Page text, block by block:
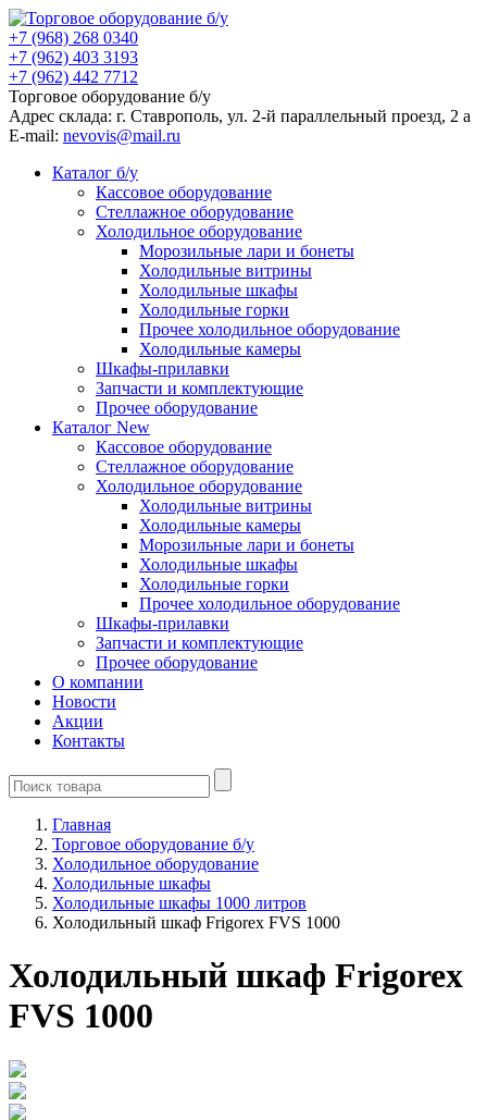
+7 (968) 268 0340
+7 (962) 403 3193
+7 (962) 442 7712
Торговое оборудование б/у
Адрес склада: г. Ставрополь, ул. 2-й параллельный проезд, 2 a
E-mail: nevovis@mail.ru
Каталог б/у
Кассовое оборудование
Стеллажное оборудование
Холодильное оборудование
Морозильные лари и бонеты
Холодильные витрины
Холодильные шкафы
Холодильные горки
Прочее холодильное оборудование
Холодильные камеры
Шкафы-прилавки
Запчасти и комплектующие
Прочее оборудование
Каталог New
Кассовое оборудование
Стеллажное оборудование
Холодильное оборудование
Холодильные витрины
Холодильные камеры
Морозильные лари и бонеты
Холодильные шкафы
Холодильные горки
Прочее холодильное оборудование
Шкафы-прилавки
Запчасти и комплектующие
Прочее оборудование
О компании
Новости
Акции
Контакты
Главная
Торговое оборудование б/у
Холодильное оборудование
Холодильные шкафы
Холодильные шкафы 1000 литров
Холодильный шкаф Frigorex FVS 1000
Холодильный шкаф Frigorex
FVS 1000